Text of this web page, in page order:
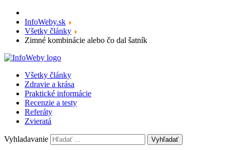
InfoWeby.sk
Všetky články
Zimné kombinácie alebo čo dal šatník
Všetky články
Zdravie a krása
Praktické informácie
Recenzie a testy
Referáty
Zvieratá
Vyhladavanie Vyhľadať